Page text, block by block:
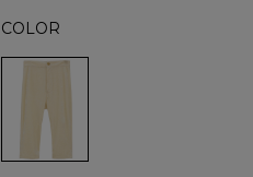
COLOR